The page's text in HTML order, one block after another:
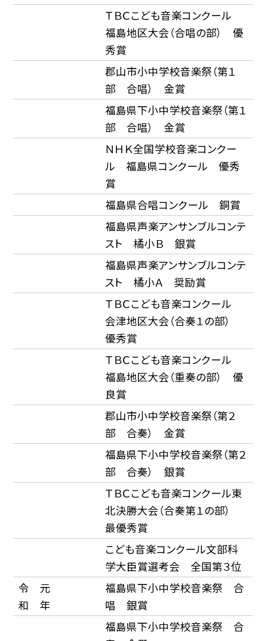
ＴＢＣこども音楽コンクール
福島地区大会（合唱の部） 優
秀賞
郡山市小中学校音楽祭（第１
部 合唱） 金賞
福島県下小中学校音楽祭（第１
部 合唱） 金賞
ＮＨＫ全国学校音楽コンクー
ル 福島県コンクール 優秀
賞
福島県合唱コンクール 銅賞
福島県声楽アンサンブルコンテ
スト 橘小Ｂ 銀賞
福島県声楽アンサンブルコンテ
スト 橘小Ａ 奨励賞
ＴＢＣこども音楽コンクール
会津地区大会（合奏１の部）
優秀賞
ＴＢＣこども音楽コンクール
福島地区大会（重奏の部） 優
良賞
郡山市小中学校音楽祭（第２
部 合奏） 金賞
福島県下小中学校音楽祭（第２
部 合奏） 銀賞
ＴＢＣこども音楽コンクール東
北決勝大会（合奏第１の部）
最優秀賞
こども音楽コンクール文部科
学大臣賞選考会 全国第３位
令
和
元
年
福島県下小中学校音楽祭 合
唱 銀賞
福島県下小中学校音楽祭 合